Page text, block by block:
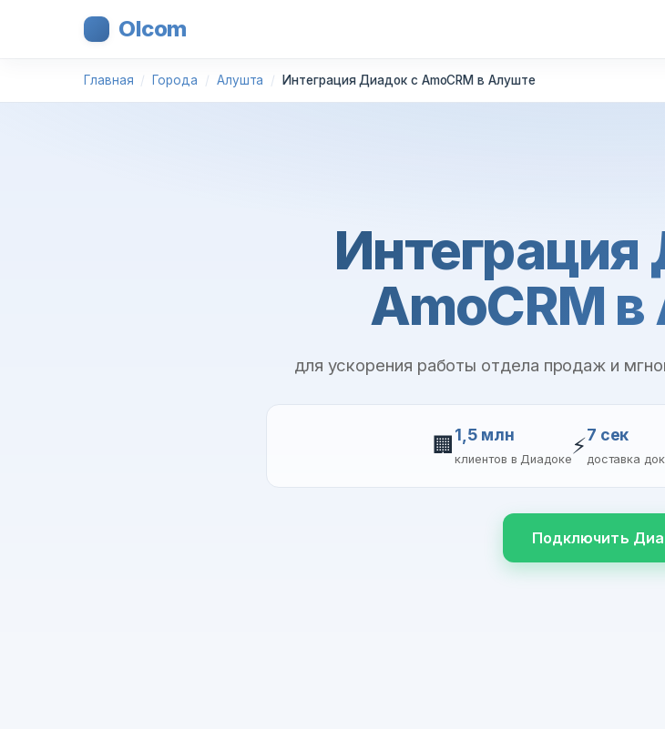
Olcom
Главная Города Алушта Интеграция Диадок с AmoCRM в Алуште
Интеграция
AmoCRM
для ускорения работы отдела продаж и
🏢 1,5 млн
клиентов в Диадоке
⚡7 сек
доставка
Подключить